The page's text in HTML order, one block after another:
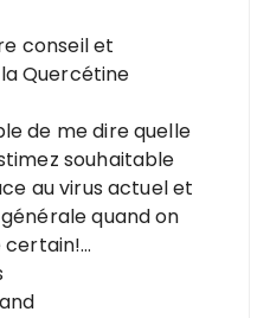
conseil et
Quercétine
de me dire quelle
souhaitable
au virus actuel et
quand on
certain!…